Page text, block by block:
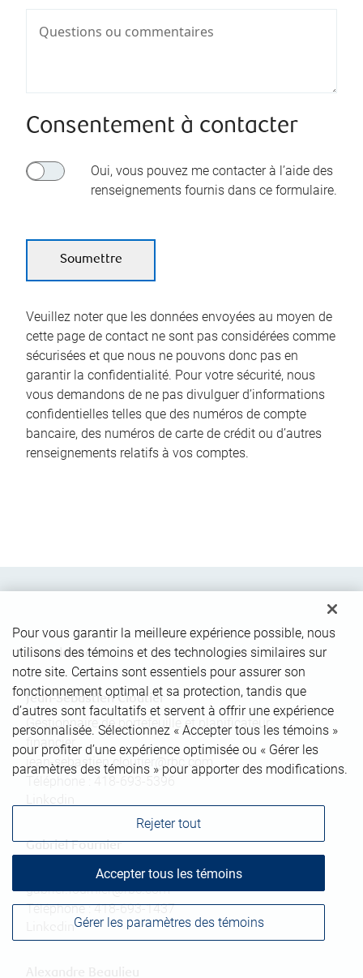
Consentement à contacter
Oui, vous pouvez me contacter à l’aide des
renseignements fournis dans ce formulaire.
Veuillez noter que les données envoyées au moyen de
cette page de contact ne sont pas considérées comme
sécurisées et que nous ne pouvons donc pas en
garantir la confidentialité. Pour votre sécurité, nous
vous demandons de ne pas divulguer d’informations
confidentielles telles que des numéros de compte
bancaire, des numéros de carte de crédit ou d’autres
renseignements relatifs à vos comptes.
Coordonnées
Jean-Sebastien Cloutier
Gestionnaire de portefeuille et planificateur
financier
jean-sebastien.cloutier@rbc.com
418-693-5396
Gabriel Fournier
Conseiller en placement
gabriel.fournier@rbc.com
Téléphone :418-693-1437
Pour vous garantir la meilleure expérience possible, nous
utilisons des témoins et des technologies similaires sur
notre site. Certains sont essentiels pour assurer son
fonctionnement optimal et sa protection, tandis que
d’autres sont facultatifs et servent à offrir une expérience
personnalisée. Sélectionnez « Accepter tous les témoins »
pour profiter d’une expérience optimisée ou « Gérer les
paramètres des témoins » pour apporter des modifications.
Gérer les paramètres des témoins
Rejeter tout
Accepter tous les témoins